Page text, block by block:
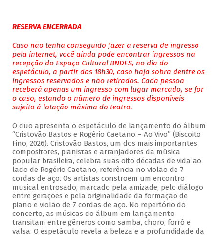
RESERVA ENCERRADA
Caso não tenha conseguido fazer a reserva de ingresso
pela internet, você ainda pode encontrar ingressos na
recepção do Espaço Cultural BNDES, no dia do
espetáculo, a partir das 18h30, caso haja sobra dentre os
ingressos reservados e não retirados. Cada pessoa
receberá apenas um ingresso com lugar marcado, se for
o caso, estando o número de ingressos disponíveis
sujeito à lotação máxima do teatro.
O duo apresenta o espetáculo de lançamento do álbum
“Cristovão Bastos e Rogério Caetano – Ao Vivo” (Biscoito
Fino, 2026). Cristovão Bastos, um dos mais importantes
compositores, pianistas e arranjadores da música
popular brasileira, celebra suas oito décadas de vida ao
lado de Rogério Caetano, referência no violão de 7
cordas de aço. Os artistas constroem um encontro
musical entrosado, marcado pela amizade, pelo diálogo
entre gerações e pela originalidade da formação de
piano e violão de 7 cordas de aço. No repertório do
concerto, as músicas do álbum em lançamento
transitam entre gêneros como samba, choro, forró e
valsa. O espetáculo revela a beleza e a profundidade da